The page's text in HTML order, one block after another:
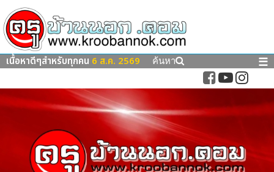
เนื้อหาดีๆสำหรับทุกคน 6 ส.ค. 2569 ค้นหา ☰